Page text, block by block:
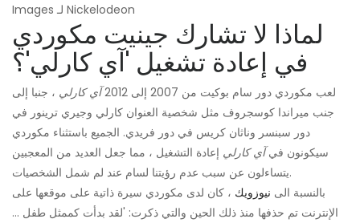
Images لـ Nickelodeon
لماذا لا تشارك جينيت مكوردي
في إعادة تشغيل 'آي كارلي'؟
لعب مكوردي دور سام بوكيت من 2007 إلى 2012 آي كارلي ، جنبا إلى
جنب ميراندا كوسجروف مثل شخصية العنوان كارلي وجيري ترينور في
دور سبنسر وناثان كريس في دور فريدي. الجميع باستثناء مكوردي
سيكونون فيآي كارلي إعادة التشغيل ، مما جعل العديد من المعجبين
يتساءلون عن سبب عدم رؤيتنا لسام عند لم شمل الشخصيات.
بالنسبة الى نيوزويك ، كان لدى مكوردي سيرة ذاتية على موقعها على
الإنترنت تم حذفها منذ ذلك الحين والتي ذكرت: 'لقد بدأت كممثل طفل ...